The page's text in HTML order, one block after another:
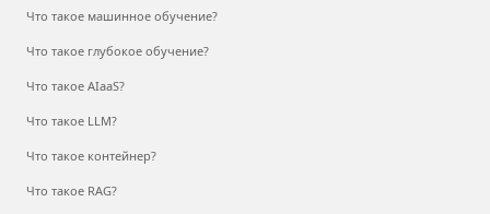
Что такое машинное обучение?
Что такое глубокое обучение?
Что такое AIaaS?
Что такое LLM?
Что такое контейнер?
Что такое RAG?